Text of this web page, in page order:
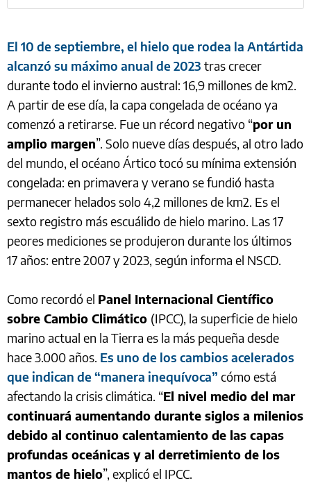
El 10 de septiembre, el hielo que rodea la Antártida
alcanzó su máximo anual de 2023 tras crecer
durante todo el invierno austral: 16,9 millones de km2.
A partir de ese día, la capa congelada de océano ya
comenzó a retirarse. Fue un récord negativo “por un
amplio margen”. Solo nueve días después, al otro lado
del mundo, el océano Ártico tocó su mínima extensión
congelada: en primavera y verano se fundió hasta
permanecer helados solo 4,2 millones de km2. Es el
sexto registro más escuálido de hielo marino. Las 17
peores mediciones se produjeron durante los últimos
17 años: entre 2007 y 2023, según informa el NSCD.
Como recordó el Panel Internacional Científico
sobre Cambio Climático (IPCC), la superficie de hielo
marino actual en la Tierra es la más pequeña desde
hace 3.000 años. Es uno de los cambios acelerados
que indican de “manera inequívoca” cómo está
afectando la crisis climática. “El nivel medio del mar
continuará aumentando durante siglos a milenios
debido al continuo calentamiento de las capas
profundas oceánicas y al derretimiento de los
mantos de hielo”, explicó el IPCC.